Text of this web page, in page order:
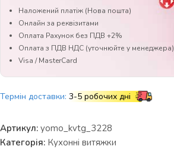
Наложений платіж (Нова пошта)
Онлайн за реквізитами
Оплата Рахунок без ПДВ +2%
Оплата з ПДВ НДС (уточнюйте у менеджера)
Visa / MasterCard
Термін доставки: 3-5 робочих дні
Артикул: yomo_kvtg_3228
Категорія: Кухонні витяжки